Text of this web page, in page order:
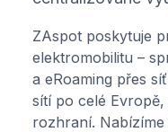
ZAspot poskytuje
elektromobilitu –
a eRoaming přes
sítí po celé
rozhraní. Nabízíme